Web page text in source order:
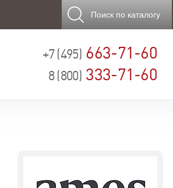
Поиск по каталогу
+7 (495) 663-71-60
8 (800) 333-71-60